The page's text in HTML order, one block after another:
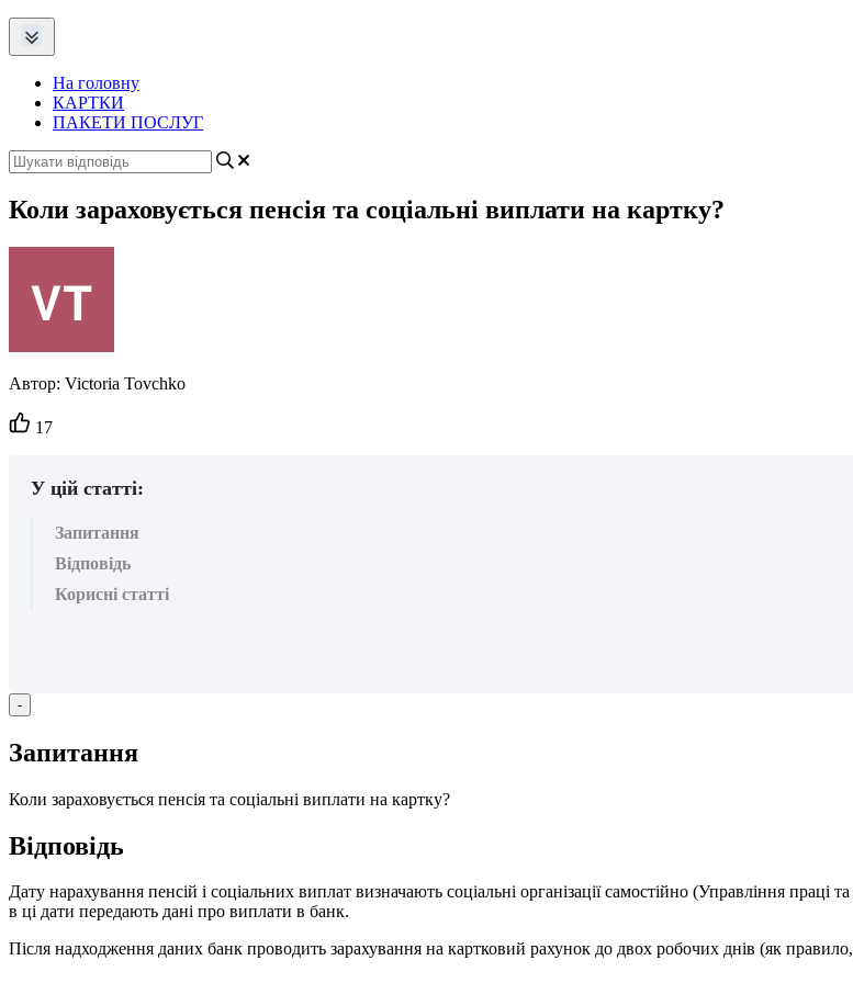
На головну
КАРТКИ
ПАКЕТИ ПОСЛУГ
Коли зараховується пенсія та соціальні виплати на картку?
Автор: Victoria Tovchko
Кількість
вподобайок:
17
У цій статті:
Запитання
Відповідь
Корисні статті
-
Запитання
Коли зараховується пенсія та соціальні виплати на картку?
Відповідь
Дату нарахування пенсій і соціальних виплат визначають соціальні організації самостійно (Управління праці та
в ці дати передають дані про виплати в банк.
Після надходження даних банк проводить зарахування на картковий рахунок до двох робочих днів (як правило,